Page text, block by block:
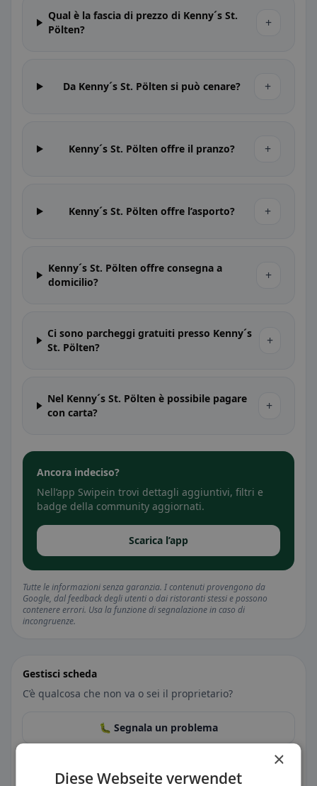
Qual è la fascia di prezzo di Kenny´s St.
Pölten?
+
Da Kenny´s St. Pölten si può cenare? +
Kenny´s St. Pölten offre il pranzo? +
Kenny´s St. Pölten offre l’asporto? +
Kenny´s St. Pölten offre consegna a
domicilio?
+
Ci sono parcheggi gratuiti presso Kenny´s
St. Pölten?
+
Nel Kenny´s St. Pölten è possibile pagare
con carta?
+
Ancora indeciso?
Nell’app Swipein trovi dettagli aggiuntivi, filtri e
badge della community aggiornati.
Scarica l’app
Tutte le informazioni senza garanzia. I contenuti provengono da
Google, dal feedback degli utenti o dai ristoranti stessi e possono
contenere errori. Usa la funzione di segnalazione in caso di
incongruenze.
Gestisci scheda
C’è qualcosa che non va o sei il proprietario?
🐛 Segnala un problema
×
Diese Webseite verwendet